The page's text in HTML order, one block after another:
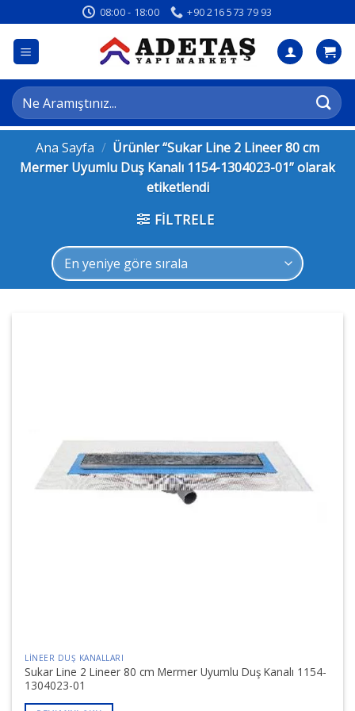
atla
08:00 - 18:00 +90 216 573 79 93
Ara:
Ana Sayfa / Ürünler “Sukar Line 2 Lineer 80 cm
Mermer Uyumlu Duş Kanalı 1154-1304023-01” olarak
etiketlendi
FILTRELE
LINEER DUŞ KANALLARI
Sukar Line 2 Lineer 80 cm Mermer Uyumlu Duş Kanalı 1154-
1304023-01